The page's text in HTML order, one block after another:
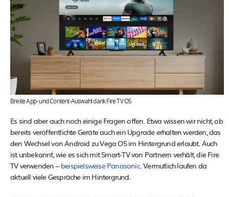
Breite App- und Content-Auswahl dank Fire TV OS
Es sind aber auch noch einige Fragen offen. Etwa wissen wir nicht, ob
bereits veröffentlichte Geräte auch ein Upgrade erhalten werden, das
den Wechsel von Android zu Vega OS im Hintergrund erlaubt. Auch
ist unbekannt, wie es sich mit Smart-TV von Partnern verhält, die Fire
TV verwenden –beispielsweise Panasonic. Vermutlich laufen da
aktuell viele Gespräche im Hintergrund.